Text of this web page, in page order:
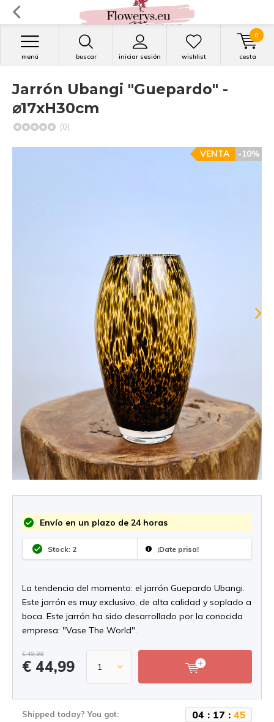
buscar iniciar sesión
menú wishlist cesta
0
Jarrón Ubangi "Guepardo" -
⌀17xH30cm
(0)
-10%
VENTA
Envío en un plazo de 24 horas
Stock: 2 ¡Date prisa!
La tendencia del momento: el jarrón Guepardo Ubangi.
Este jarrón es muy exclusivo, de alta calidad y soplado a
boca. Este jarrón ha sido desarrollado por la conocida
empresa: "Vase The World".
€ 49,99
€ 44,99
Shipped today? You got: 04 : 17 : 45